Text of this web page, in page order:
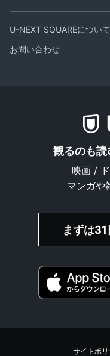
U-NEXT SQUAREについて
お問い合わせ
観るのも読
映画 /
マンガや
まずは
サイトポリ